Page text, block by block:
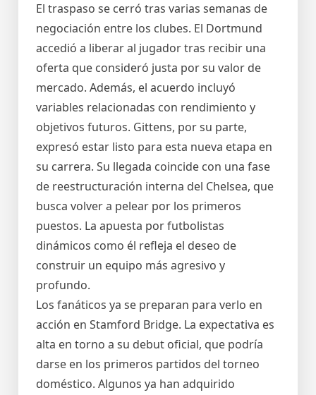
El traspaso se cerró tras varias semanas de
negociación entre los clubes. El Dortmund
accedió a liberar al jugador tras recibir una
oferta que consideró justa por su valor de
mercado. Además, el acuerdo incluyó
variables relacionadas con rendimiento y
objetivos futuros. Gittens, por su parte,
expresó estar listo para esta nueva etapa en
su carrera. Su llegada coincide con una fase
de reestructuración interna del Chelsea, que
busca volver a pelear por los primeros
puestos. La apuesta por futbolistas
dinámicos como él refleja el deseo de
construir un equipo más agresivo y
profundo.
Los fanáticos ya se preparan para verlo en
acción en Stamford Bridge. La expectativa es
alta en torno a su debut oficial, que podría
darse en los primeros partidos del torneo
doméstico. Algunos ya han adquirido